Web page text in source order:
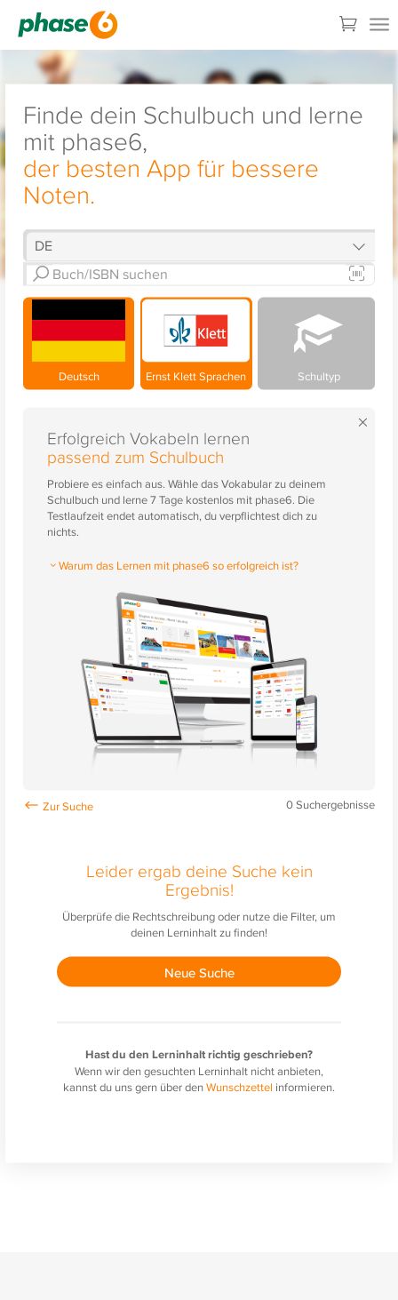
Finde dein Schulbuch und lerne
mit phase6,
der besten App für bessere
Noten.
Deutsch Ernst Klett Sprachen Schultyp
×
Erfolgreich Vokabeln lernen
passend zum Schulbuch
Probiere es einfach aus. Wähle das Vokabular zu deinem
Schulbuch und lerne 7 Tage kostenlos mit phase6. Die
Testlaufzeit endet automatisch, du verpflichtest dich zu
nichts.
Warum das Lernen mit phase6 so erfolgreich ist?
0Suchergebnisse
Leider ergab deine Suche kein
Ergebnis!
Überprüfe die Rechtschreibung oder nutze die Filter, um
deinen Lerninhalt zu finden!
Neue Suche
Hast du den Lerninhalt richtig geschrieben?
Wenn wir den gesuchten Lerninhalt nicht anbieten,
kannst du uns gern über denWunschzettel informieren.